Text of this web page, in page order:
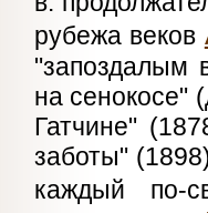
рубежа веков
"запоздалым
на сенокосе"
Гатчине"
заботы"
каждый по-